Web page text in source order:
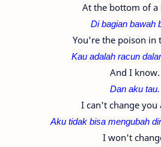
At the bottom of a
Di bagian bawah
You're the poison in
Kau adalah racun
And I know.
Dan aku tau.
I can't change you
Aku tidak bisa mengubah
I won't